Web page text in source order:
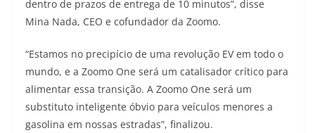
dentro de prazos de entrega de 10 minutos”, disse
Mina Nada, CEO e cofundador da Zoomo.
“Estamos no precipício de uma revolução EV em todo o
mundo, e a Zoomo One será um catalisador crítico para
alimentar essa transição. A Zoomo One será um
substituto inteligente óbvio para veículos menores a
gasolina em nossas estradas”, finalizou.